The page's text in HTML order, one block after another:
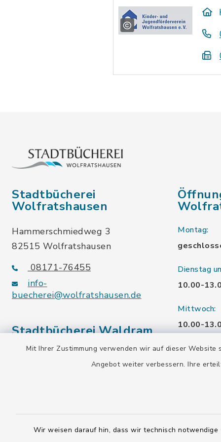
Mit Ihrer Zustimmung verwenden wir auf dieser
Angebot weiter verbessern. Ihre
Wir weisen darauf hin, dass wir technisch
Stadtbücherei
Wolfratshausen
Hammerschmiedweg 3
82515 Wolfratshausen
08171-76455
info-
buecherei@wolfratshausen.de
Stadtbücherei Waldram
Kardinal-Wendel-Str. 96
82515 Wolfratshausen
Montag:
Dienstag
10.00-
Mittwoch:
10.00-
15.00-
Freitag: